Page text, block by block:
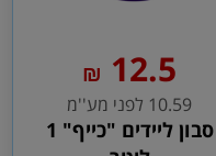
12.5
₪
10.59 לפני מע''מ
סבון ליידים "כייף" 1